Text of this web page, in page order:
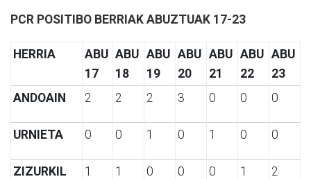
PCR POSITIBO BERRIAK ABUZTUAK 17-23
HERRIA
ABU
17
ABU
18
ABU
19
ABU
20
ABU
21
ABU
22
ABU
23
ANDOAIN
2 2 2 3 0 0 0
URNIETA 0 0 1 0 1 0 0
ZIZURKIL 1 1 0 0 0 1 2